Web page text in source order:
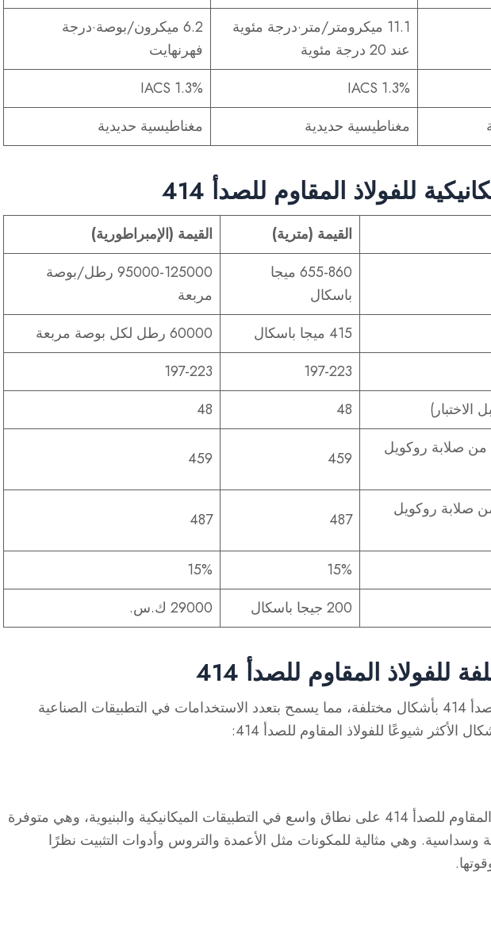
11.1 ميكرومتر/متر·درجة مئوية
عند 20 درجة مئوية
6.2 ميكرون/بوصة·درجة
فهرنهايت
1.3% IACS
1.3% IACS
مغناطيسية حديدية مغناطيسية حديدية
للفولاذ المقاوم للصدأ 414
القيمة (مترية) القيمة (الإمبراطورية)
655-860 ميجا
باسكال
95000-125000 رطل/بوصة
مربعة
415 ميجا باسكال
60000 رطل لكل بوصة مربعة
197-223
197-223
48
48
صلابة روكويل
459
459
صلابة روكويل
487
487
15%
15%
200 جيجا باسكال 29000 ك.س.
للفولاذ المقاوم للصدأ 414
يتوفر الفولاذ المقاوم للصدأ 414 بأشكال مختلفة، مما يسمح بتعدد الاستخدامات في التطبيقات الصناعية
الأكثر شيوعًا للفولاذ المقاوم للصدأ 414:
تُستخدم قضبان الفولاذ المقاوم للصدأ 414 على نطاق واسع في التطبيقات الميكانيكية والبنيوية، وهي متوفرة
وهي مثالية للمكونات مثل الأعمدة والتروس وأدوات التثبيت نظرًا